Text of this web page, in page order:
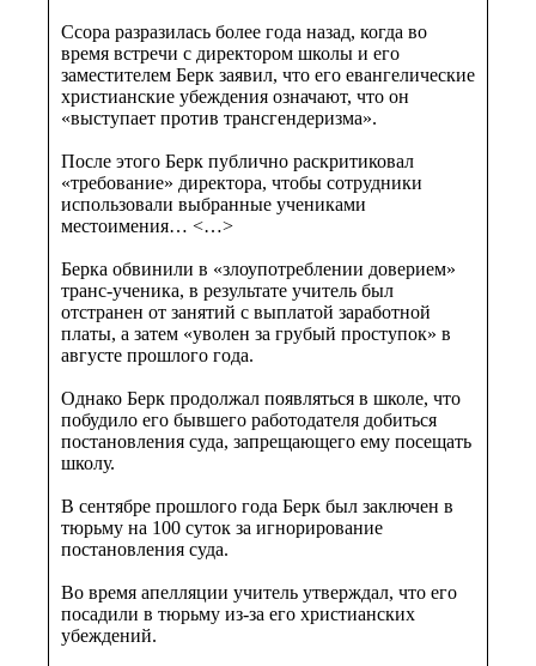
Ссора разразилась более года назад, когда во
время встречи с директором школы и его
заместителем Берк заявил, что его евангелические
христианские убеждения означают, что он
«выступает против трансгендеризма».
После этого Берк публично раскритиковал
«требование» директора, чтобы сотрудники
использовали выбранные учениками
местоимения… <…>
Берка обвинили в «злоупотреблении доверием»
транс-ученика, в результате учитель был
отстранен от занятий с выплатой заработной
платы, а затем «уволен за грубый проступок» в
августе прошлого года.
Однако Берк продолжал появляться в школе, что
побудило его бывшего работодателя добиться
постановления суда, запрещающего ему посещать
школу.
В сентябре прошлого года Берк был заключен в
тюрьму на 100 суток за игнорирование
постановления суда.
Во время апелляции учитель утверждал, что его
посадили в тюрьму из-за его христианских
убеждений.